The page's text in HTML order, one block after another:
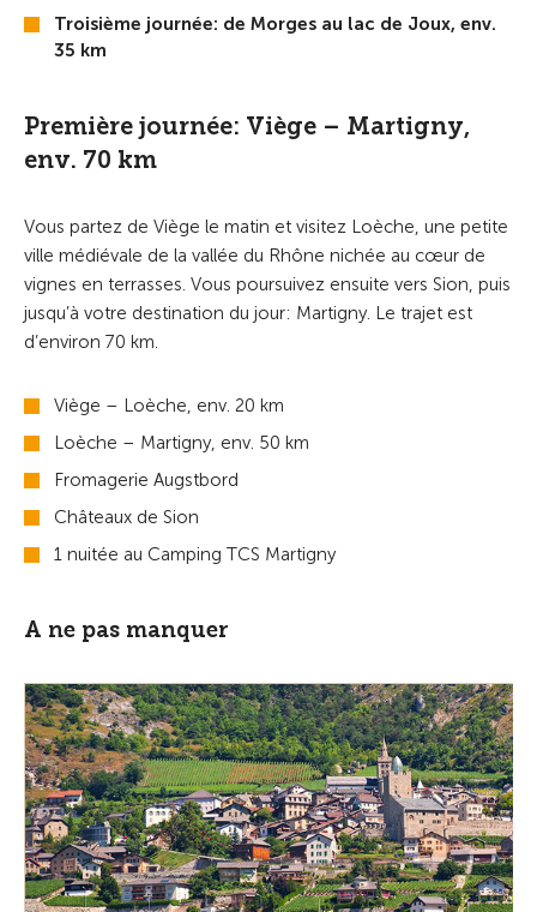
Troisième journée: de Morges au lac de Joux, env.
35 km
Première journée: Viège – Martigny,
env. 70 km
Vous partez de Viège le matin et visitez Loèche, une petite
ville médiévale de la vallée du Rhône nichée au cœur de
vignes en terrasses. Vous poursuivez ensuite vers Sion, puis
jusqu’à votre destination du jour: Martigny. Le trajet est
d’environ 70 km.
Viège – Loèche, env. 20 km
Loèche – Martigny, env. 50 km
Fromagerie Augstbord
Châteaux de Sion
1 nuitée au Camping TCS Martigny
A ne pas manquer